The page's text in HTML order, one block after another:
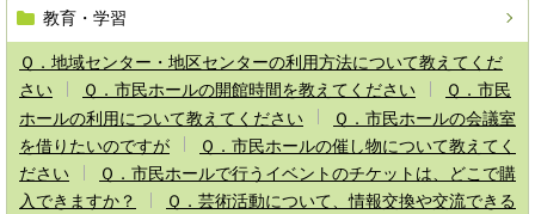
教育・学習
Ｑ．地域センター・地区センターの利用方法について教えてくだ
さい
Ｑ．市民ホールの開館時間を教えてください
Ｑ．市民
ホールの利用について教えてください
Ｑ．市民ホールの会議室
を借りたいのですが
Ｑ．市民ホールの催し物について教えてく
ださい
Ｑ．市民ホールで行うイベントのチケットは、どこで購
入できますか？
Ｑ．芸術活動について、情報交換や交流できる